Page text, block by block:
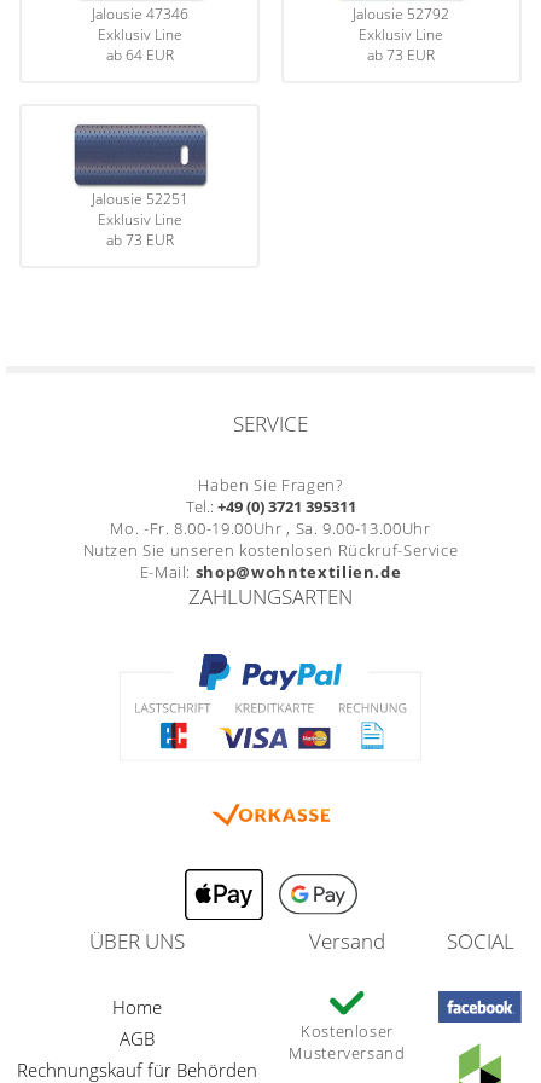
Gardinenstange
Panneaux
Jalousie 47346
Exklusiv Line
ab64 EUR
Jalousie 52792
Exklusiv Line
ab73 EUR
Jalousie 52251
Exklusiv Line
ab73 EUR
SERVICE
Haben Sie Fragen?
Tel.: +49 (0) 3721 395311
Mo. -Fr. 8.00-19.00Uhr , Sa. 9.00-13.00Uhr
Nutzen Sie unseren kostenlosen Rückruf-Service
E-Mail: shop@wohntextilien.de
ZAHLUNGSARTEN
ÜBER UNS
Home
AGB
Rechnungskauf für Behörden
Versand
Kostenloser
Musterversand
SOCIAL